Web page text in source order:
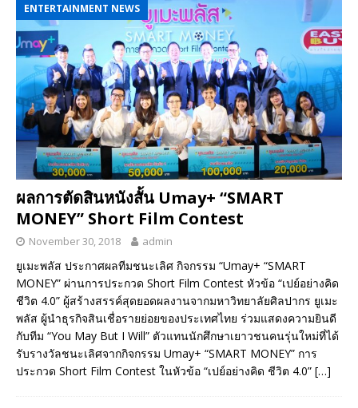
ENTERTAINMENT NEWS
ผลการตัดสินหนังสั้น Umay+ “SMART
MONEY” Short Film Contest
November 30, 2018 admin
ยูเมะพลัส ประกาศผลทีมชนะเลิศ กิจกรรม “Umay+ “SMART
MONEY” ผ่านการประกวด Short Film Contest หัวข้อ “เปย์อย่างคิด
ชีวิต 4.0” ผู้สร้างสรรค์สุดยอดผลงานจากมหาวิทยาลัยศิลปากร ยูเมะ
พลัส ผู้นำธุรกิจสินเชื่อรายย่อยของประเทศไทย ร่วมแสดงความยินดี
กับทีม “You May But I Will” ตัวแทนนักศึกษาเยาวชนคนรุ่นใหม่ที่ได้
รับรางวัลชนะเลิศจากกิจกรรม Umay+ “SMART MONEY” การ
ประกวด Short Film Contest ในหัวข้อ “เปย์อย่างคิด ชีวิต 4.0” […]